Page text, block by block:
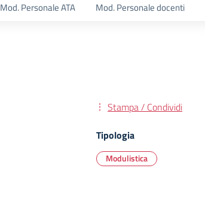
Mod. Personale ATA Mod. Personale docenti
Stampa / Condividi
Tipologia
Modulistica